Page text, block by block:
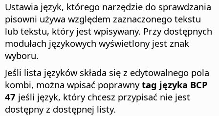
Ustawia język, którego narzędzie do sprawdzania
pisowni używa względem zaznaczonego tekstu
lub tekstu, który jest wpisywany. Przy dostępnych
modułach językowych wyświetlony jest znak
wyboru.
Jeśli lista języków składa się z edytowalnego pola
kombi, można wpisać poprawnytag języka BCP
47 jeśli język, który chcesz przypisać nie jest
dostępny z dostępnej listy.